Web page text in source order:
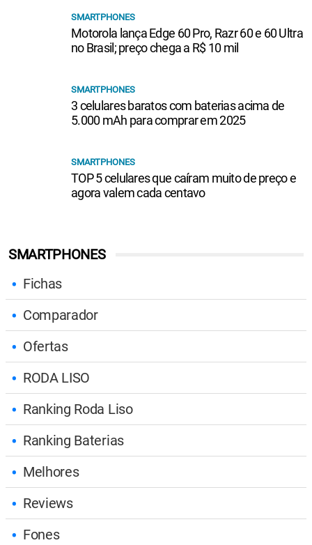
SMARTPHONES
Fichas
Comparador
Ofertas
RODA LISO
Ranking Roda Liso
Ranking Baterias
Melhores
Reviews
Fones
SMARTPHONES
Motorola lança Edge 60 Pro, Razr 60 e 60 Ultra
no Brasil; preço chega a R$ 10 mil
SMARTPHONES
3 celulares baratos com baterias acima de
5.000 mAh para comprar em 2025
SMARTPHONES
TOP 5 celulares que caíram muito de preço e
agora valem cada centavo